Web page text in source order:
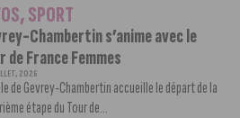
,SPORT
Chambertin s’anime avec le
de France Femmes
2026
de Gevrey-Chambertin accueille le départ de la
étape du Tour de...